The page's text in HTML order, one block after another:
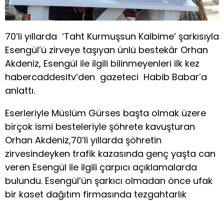
70’li yıllarda ‘Taht Kurmuşsun Kalbime’ şarkısıyla
Esengül’ü zirveye taşıyan ünlü bestekâr Orhan
Akdeniz, Esengül ile ilgili bilinmeyenleri ilk kez
habercaddesitv’den gazeteci Habib Babar’a
anlattı.
Eserleriyle Müslüm Gürses başta olmak üzere
birçok ismi besteleriyle şöhrete kavuşturan
Orhan Akdeniz,70’li yıllarda şöhretin
zirvesindeyken trafik kazasında genç yaşta can
veren Esengül ile ilgili çarpıcı açıklamalarda
bulundu. Esengül’ün şarkıcı olmadan önce ufak
bir kaset dağıtım firmasında tezgahtarlık